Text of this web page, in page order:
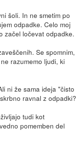
šoli. In ne smetim po
odpadke. Celo moj
začel ločevat odpadke.
Se spomnim,
razumemo ljudi, ki
ni že sama ideja "čisto
ravnal z odpadki?
tudi kot
pomemben del